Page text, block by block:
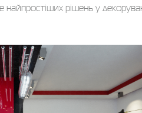
найпростіших рішень у